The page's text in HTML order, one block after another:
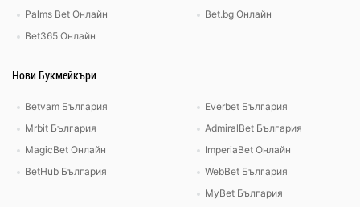
Palms Bet Онлайн
Bet365 Онлайн
Bet.bg Онлайн
Нови Букмейкъри
Betvam България
Mrbit България
MagicBet Онлайн
BetHub България
Everbet България
AdmiralBet България
ImperiaBet Онлайн
WebBet България
MyBet България